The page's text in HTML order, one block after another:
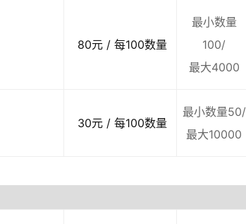
80元 / 每100数量
最小数量
100/
最大4000
30元 / 每100数量
最小数量50/
最大10000